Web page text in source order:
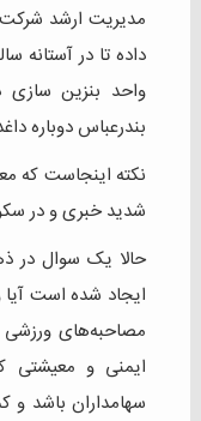
مدیریت ارشد شرکت
داده تا در آستانه
واحد بنزین
بندرعباس دوباره
نکته اینجاست که
شدید خبری و در
حالا یک سوال در
ایجاد شده است
مصاحبه‌های ورزشی
ایمنی و معیشتی
سهامداران باشد و